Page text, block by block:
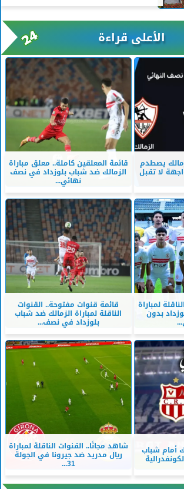
الأعلى قراءة
يصطدم
لا تقبل
قائمة المعلقين كاملة.. معلق مباراة
الزمالك ضد شباب بلوزداد في نصف
نهائي...
لمباراة
بدون
قائمة قنوات مفتوحة.. القنوات
الناقلة لمباراة الزمالك ضد شباب
بلوزداد في نصف...
أمام شباب شاهد مجانًا.. القنوات الناقلة لمباراة
ريال مدريد ضد جيرونا في الجولة
31...